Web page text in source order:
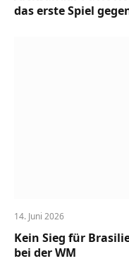
das erste Spiel
14. Juni 2026
Kein Sieg für
bei der WM